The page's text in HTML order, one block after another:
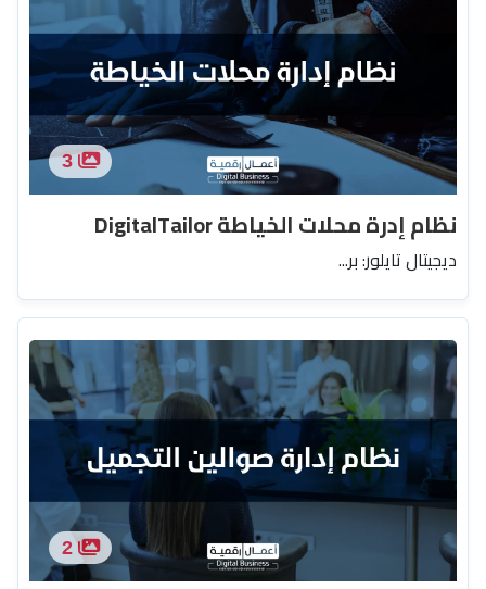
3
نظام إدرة محلات الخياطة DigitalTailor
ديجيتال تايلور: بر...
2